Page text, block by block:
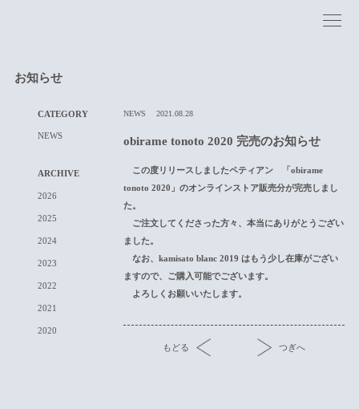
お知らせ
NEWS 2021.08.28
obirame tonoto 2020 完売のお知らせ
この度リリースしましたペティアン 「obirame
tonoto 2020」のオンラインストア販売分が完売しまし
た。
ご注文してくださった方々、本当にありがとうござい
ました。
なお、kamisato blanc 2019 はもう少し在庫がござい
ますので、ご購入可能でございます。
よろしくお願いいたします。
もどる つぎへ
CATEGORY
NEWS
ARCHIVE
2026
2025
2024
2023
2022
2021
2020